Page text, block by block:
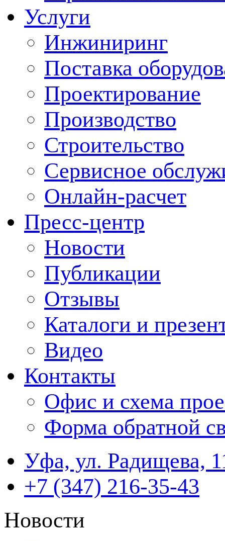
Услуги
Инжиниринг
Поставка
Проектирование
Производство
Строительство
Сервисное
Онлайн-расчет
Пресс-центр
Новости
Публикации
Отзывы
Каталоги и
Видео
Контакты
Офис и схема
Форма обратной
Уфа, ул. Радищева,
+7 (347) 216-35-43
Новости